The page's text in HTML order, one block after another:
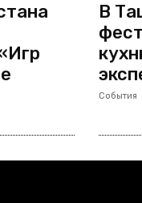
В
События